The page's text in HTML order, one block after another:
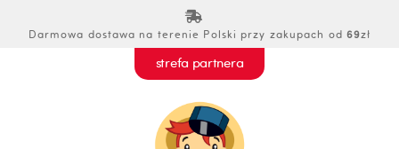
Darmowa dostawa na terenie Polski przy zakupach od 69zł
strefa partnera